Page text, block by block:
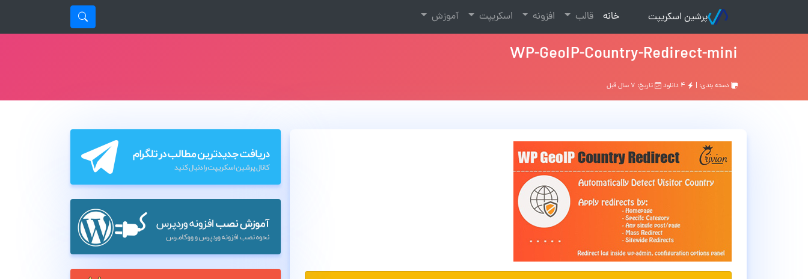
پرشین اسکریپت خانه
(current) قالب افزونه اسکریپت آموزش
WP-GeoIP-Country-Redirect-mini
دسته بندی: | تاریخ: ۷ سال قبل